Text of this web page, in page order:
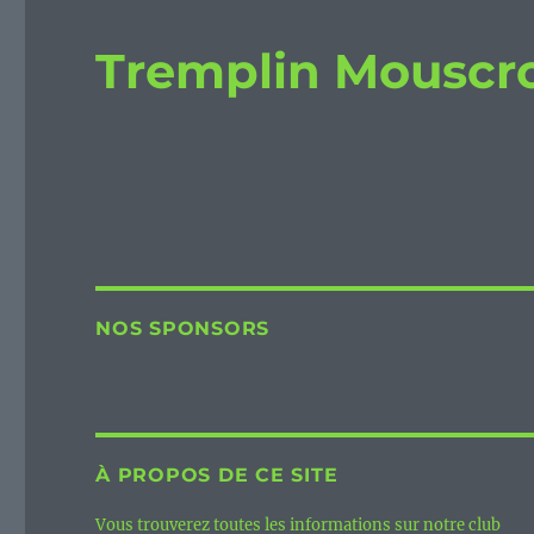
Tremplin
NOS SPONSORS
À PROPOS DE CE SITE
Vous trouverez toutes les informations sur notre club